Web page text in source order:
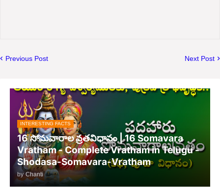
Previous Post Next Post
INTERESTING FACTS
16 సోమవారాల వ్రతవిధానం | 16 Somavara
Vratham - Complete Vratham in Telugu -
Shodasa-Somavara-Vratham
by Chanti